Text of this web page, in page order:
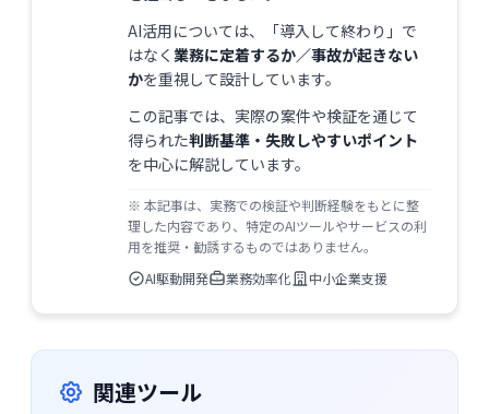
AI活用については、「導入して終わり」で
はなく 業務に定着するか／事故が起きない
かを重視して設計しています。
この記事では、実際の案件や検証を通じて
得られた判断基準・失敗しやすいポイント
を中心に解説しています。
※ 本記事は、実務での検証や判断経験をもとに整
理した内容であり、特定のAIツールやサービスの利
用を推奨・勧誘するものではありません。
AI駆動開発
業務効率化 中小企業支援
関連ツール